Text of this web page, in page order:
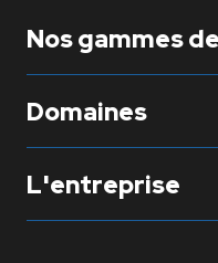
Nos gammes
Domaines
L'entreprise